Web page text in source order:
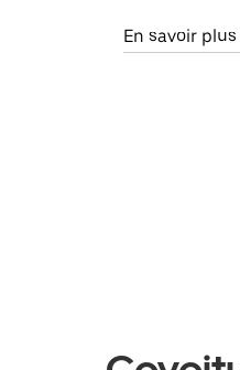
En savoir